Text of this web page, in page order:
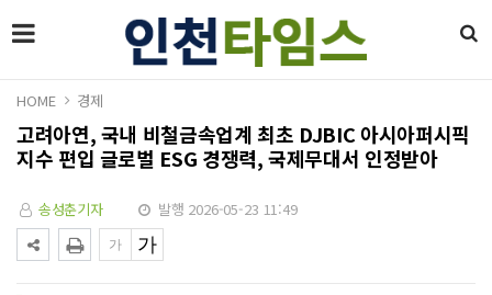
HOME 경제
고려아연, 국내 비철금속업계 최초 DJBIC 아시아퍼시픽
지수 편입 글로벌 ESG 경쟁력, 국제무대서 인정받아
송성춘기자 발행 2026-05-23 11:49